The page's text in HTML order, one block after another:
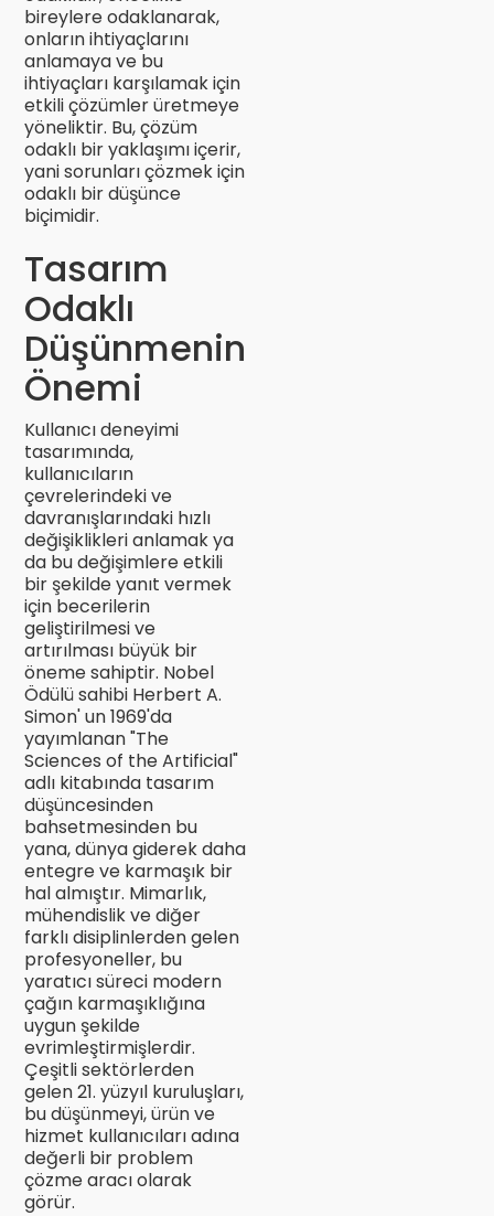
bireylere odaklanarak,
onların ihtiyaçlarını
anlamaya ve bu
ihtiyaçları karşılamak için
etkili çözümler üretmeye
yöneliktir. Bu, çözüm
odaklı bir yaklaşımı içerir,
yani sorunları çözmek için
odaklı bir düşünce
biçimidir.
Tasarım
Odaklı
Düşünmenin
Önemi
Kullanıcı deneyimi
tasarımında,
kullanıcıların
çevrelerindeki ve
davranışlarındaki hızlı
değişiklikleri anlamak ya
da bu değişimlere etkili
bir şekilde yanıt vermek
için becerilerin
geliştirilmesi ve
artırılması büyük bir
öneme sahiptir. Nobel
Ödülü sahibi Herbert A.
Simon' un 1969'da
yayımlanan "The
Sciences of the Artificial"
adlı kitabında tasarım
düşüncesinden
bahsetmesinden bu
yana, dünya giderek daha
entegre ve karmaşık bir
hal almıştır. Mimarlık,
mühendislik ve diğer
farklı disiplinlerden gelen
profesyoneller, bu
yaratıcı süreci modern
çağın karmaşıklığına
uygun şekilde
evrimleştirmişlerdir.
Çeşitli sektörlerden
gelen 21. yüzyıl kuruluşları,
bu düşünmeyi, ürün ve
hizmet kullanıcıları adına
değerli bir problem
çözme aracı olarak
görür.